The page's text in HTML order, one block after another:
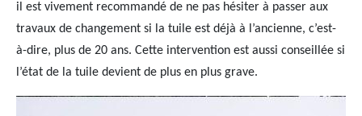
il est vivement recommandé de ne pas hésiter à passer aux
travaux de changement si la tuile est déjà à l’ancienne, c’est-
à-dire, plus de 20 ans. Cette intervention est aussi conseillée si
l’état de la tuile devient de plus en plus grave.